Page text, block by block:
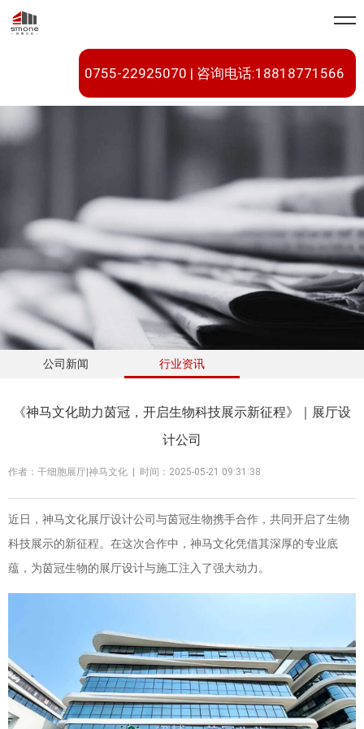
0755-22925070 | 咨询电话:18818771566
公司新闻 行业资讯
《神马文化助力茵冠，开启生物科技展示新征程》｜展厅设
计公司
作者：干细胞展厅|神马文化 | 时间：2025-05-21 09:31:38
近日，神马文化展厅设计公司与茵冠生物携手合作，共同开启了生物
科技展示的新征程。在这次合作中，神马文化凭借其深厚的专业底
蕴，为茵冠生物的展厅设计与施工注入了强大动力。